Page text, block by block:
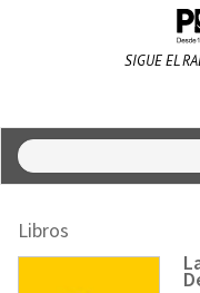
SIGUE EL
Libros